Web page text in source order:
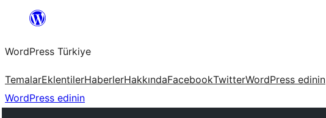
İçeriğe
WordPress Türkiye
TemalarEklentilerHaberlerHakkındaFacebookTwitterWordPress edinin
WordPress edinin